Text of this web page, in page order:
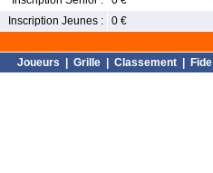
Inscription Jeunes :
0 €
Joueurs Grille Classement Fide